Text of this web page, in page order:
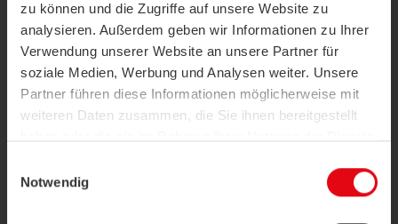
zu können und die Zugriffe auf unsere Website zu
analysieren. Außerdem geben wir Informationen zu Ihrer
Verwendung unserer Website an unsere Partner für
soziale Medien, Werbung und Analysen weiter. Unsere
Partner führen diese Informationen möglicherweise mit
weiteren Daten zusammen, die Sie ihnen bereitgestellt
Notwendig
How many Modbus participants are
possible?
Modbus device(s)?